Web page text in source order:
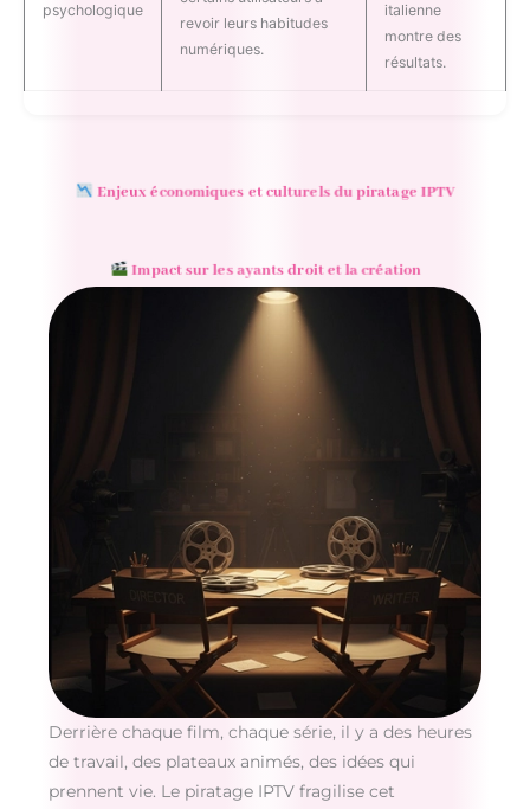
psychologique
revoir leurs habitudes
numériques.
italienne
montre des
résultats.
Enjeux économiques et culturels du piratage IPTV
Impact sur les ayants droit et la création
Derrière chaque film, chaque série, il y a des heures
de travail, des plateaux animés, des idées qui
prennent vie. Le piratage IPTV fragilise cet